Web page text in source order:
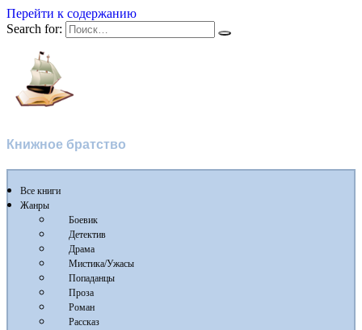
Перейти к содержанию
Search for:
Книжное братство
Все книги
Жанры
Боевик
Детектив
Драма
Мистика/Ужасы
Попаданцы
Проза
Роман
Рассказ